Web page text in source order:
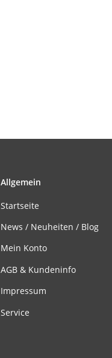
Allgemein
Startseite
News / Neuheiten / Blog
Mein Konto
AGB & Kundeninfo
Impressum
Service